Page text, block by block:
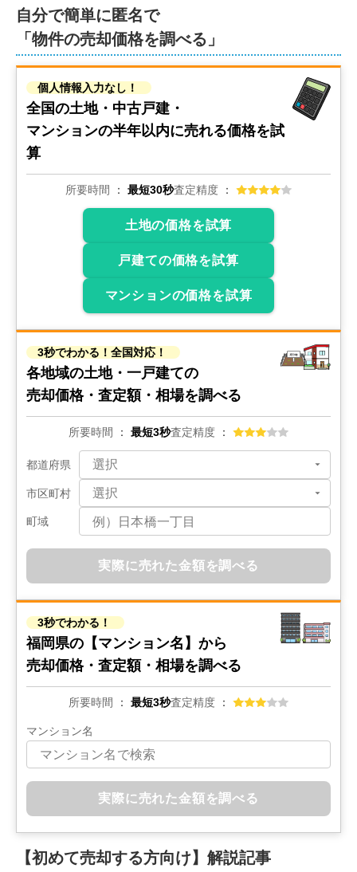
50万円 2022年12月
福岡県中間市長津二丁目
状態:更地 土地面積:35㎡
1,100万円 2022年12月
福岡県中間市長津二丁目
土地面積:527
800
福岡県北九州市八幡西区貴船台
状態:古家あり 土地面積:161
2,000 万円
福岡県北九州市八幡西区馬場山緑
状態: 土地面積:
2,200万円
福岡県北九州市八幡西区南鷹見町
状態:その他 土地面積:
1,000 万円 2021年6月
福岡県北九州市八幡西区日吉台二丁目
200 2021年6月
福岡県北九州市八幡西区南鷹見町
自分で簡単に匿名で
「物件の売却価格を調べる」
個人情報入力なし！
全国の土地・中古戸建・
マンションの半年以内に売れる価格を試
算
所要時間 最短30秒査定精度
土地の価格を試算
戸建ての価格を試算
マンションの価格を試算
3秒でわかる！全国対応！
各地域の土地・一戸建ての
売却価格・査定額・相場を調べる
所要時間 最短3秒査定精度
都道府県
市区町村
町域
実際に売れた金額を調べる
3秒でわかる！
福岡県の 【マンション名】から
売却価格・査定額・相場を調べる
所要時間 最短3秒査定精度
マンション名
実際に売れた金額を調べる
【初めて売却する方向け】解説記事